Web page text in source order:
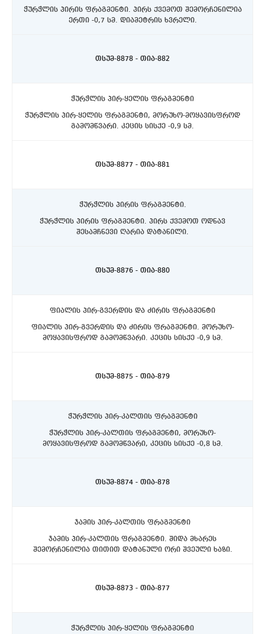
ჭურჭლის პირის ფრაგმენტი. პირს ქვემოთ შემორჩენილია
ერთი -0,7 სმ. დიამეტრის ხვრელი.
თსუმ-8878 - თია-882
ჭურჭლის პირ-ყელის ფრაგმენტი
ჭურჭლის პირ-ყელის ფრაგმენტი, მორუხო-მოყავისფროდ
გამომწვარი. კეცის სისქე -0,9 სმ.
თსუმ-8877 - თია-881
ჭურჭლის პირის ფრაგმენტი.
ჭურჭლის პირის ფრაგმენტი. პირს ქვემოთ ოდნავ
შესამჩნევი ღარია დატანილი.
თსუმ-8876 - თია-880
ფიალის პირ-გვერდის და ძირის ფრაგმენტი
ფიალის პირ-გვერდის და ძირის ფრაგმენტი. მორუხო-
მოყავისფროდ გამომწვარი. კეცის სისქე -0,9 სმ.
თსუმ-8875 - თია-879
ჭურჭლის პირ-კალთის ფრაგმენტი
ჭურჭლის პირ-კალთის ფრაგმენტი, მორუხო-
მოყავისფროდ გამომწვარი, კეცის სისქე -0,8 სმ.
თსუმ-8874 - თია-878
ჯამის პირ-კალთის ფრაგმენტი
ჯამის პირ-კალთის ფრაგმენტი. შიდა მხარეს
შემორჩენილია თითით დატანული ორი შვეული ხაზი.
თსუმ-8873 - თია-877
ჭურჭლის პირ-ყელის ფრაგმენტი